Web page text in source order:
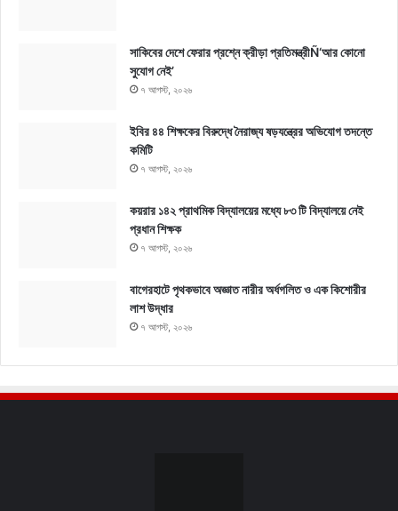
সাকিবের দেশে ফেরার প্রশ্নে ক্রীড়া প্রতিমন্ত্রীÑ‘আর কোনো
সুযোগ নেই’
৭ আগস্ট, ২০২৬
ইবির ৪৪ শিক্ষকের বিরুদ্ধে নৈরাজ্য ষড়যন্ত্রের অভিযোগ তদন্তে
কমিটি
৭ আগস্ট, ২০২৬
কয়রার ১৪২ প্রাথমিক বিদ্যালয়ের মধ্যে ৮৩ টি বিদ্যালয়ে নেই
প্রধান শিক্ষক
৭ আগস্ট, ২০২৬
বাগেরহাটে পৃথকভাবে অজ্ঞাত নারীর অর্ধগলিত ও এক কিশোরীর
লাশ উদ্ধার
৭ আগস্ট, ২০২৬